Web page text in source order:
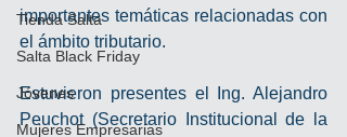
Tienda Salta
Salta Black Friday
Jóvenes
Mujeres Empresarias
importantes temáticas relacionadas con
el ámbito tributario.
Estuvieron presentes el Ing. Alejandro
Peuchot (Secretario Institucional de la